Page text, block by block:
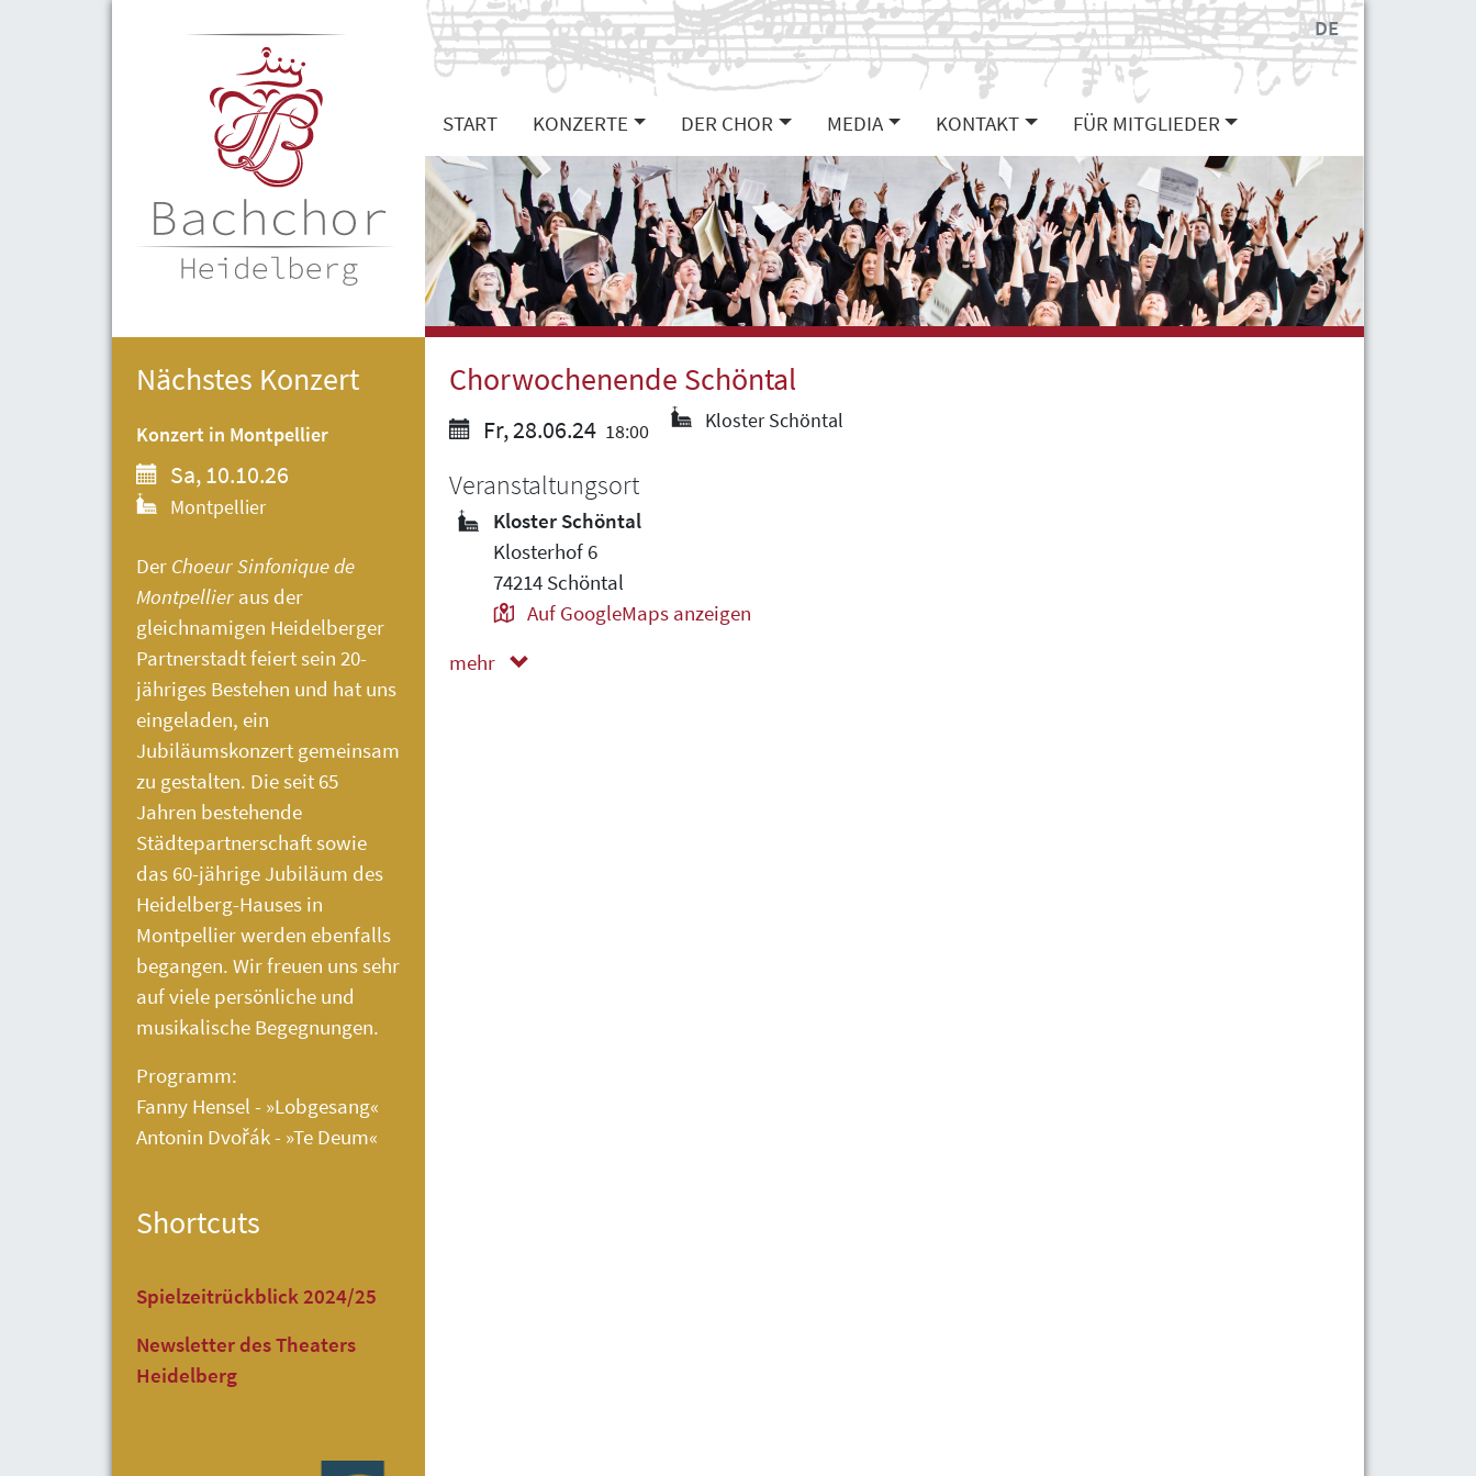
START KONZERTE DER CHOR MEDIA KONTAKT FÜR MITGLIEDER
DE
Chorwochenende Schöntal
Fr, 28.06.24 18:00 Kloster Schöntal
Veranstaltungsort
Kloster Schöntal
Klosterhof 6
74214 Schöntal
Auf GoogleMaps anzeigen
mehr
Nächstes Konzert
Konzert in Montpellier
Sa, 10.10.26
Montpellier
Der Choeur Sinfonique de
Montpellier aus der
gleichnamigen Heidelberger
Partnerstadt feiert sein 20-
jähriges Bestehen und hat uns
eingeladen, ein
Jubiläumskonzert gemeinsam
zu gestalten. Die seit 65
Jahren bestehende
Städtepartnerschaft sowie
das 60-jährige Jubiläum des
Heidelberg-Hauses in
Montpellier werden ebenfalls
begangen. Wir freuen uns sehr
auf viele persönliche und
musikalische Begegnungen.
Programm:
Fanny Hensel - »Lobgesang«
Antonin Dvořák - »Te Deum«
Shortcuts
Spielzeitrückblick 2024/25
Newsletter des Theaters
Heidelberg